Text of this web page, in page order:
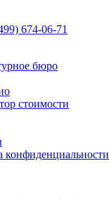
674-06-71
бюро
стоимости
конфиденциальности